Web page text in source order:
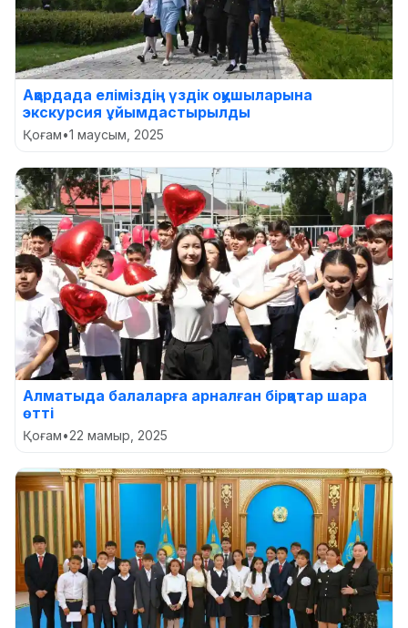
Ақордада еліміздің үздік оқушыларына
экскурсия ұйымдастырылды
Қоғам•1 маусым, 2025
Алматыда балаларға арналған бірқатар шара
өтті
Қоғам•22 мамыр, 2025